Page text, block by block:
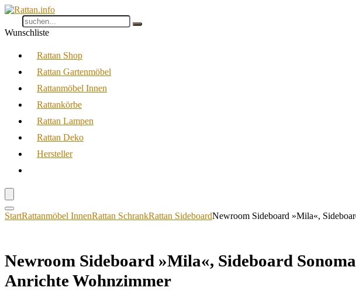
Wunschliste
Rattan Shop
Rattan Gartenmöbel
Rattanmöbel Innen
Rattankörbe
Rattan Lampen
Rattan Deko
Hersteller
StartRattanmöbel InnenRattan SchrankRattan SideboardNewroom Sideboard »Mila«,
Newroom Sideboard »Mila«, Sideboard
Anrichte Wohnzimmer